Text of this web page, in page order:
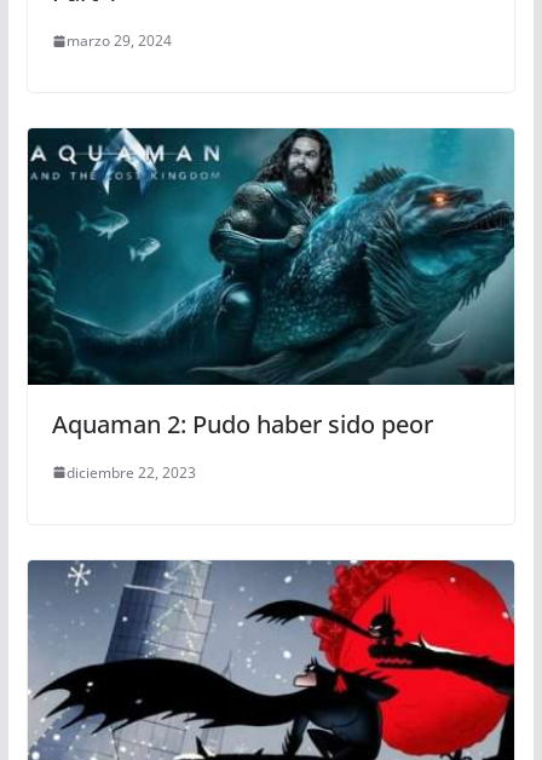
marzo 29, 2024
Aquaman 2: Pudo haber sido peor
diciembre 22, 2023